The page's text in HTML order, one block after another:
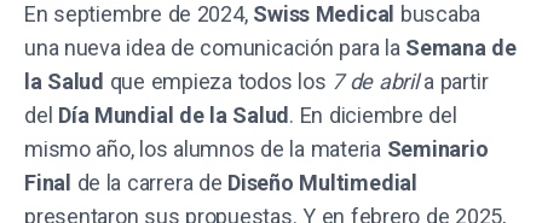
En septiembre de 2024, Swiss Medical buscaba
una nueva idea de comunicación para la Semana de
la Salud que empieza todos los 7 de abrila partir
del Día Mundial de la Salud . En diciembre del
mismo año, los alumnos de la materia Seminario
Final de la carrera de Diseño Multimedial
presentaron sus propuestas. Y en febrero de 2025,